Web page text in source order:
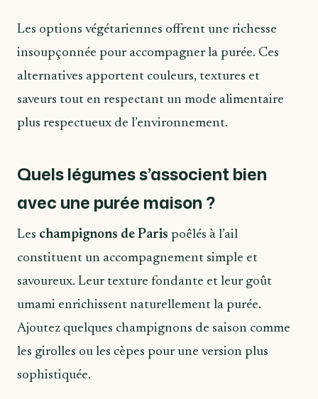
Les options végétariennes offrent une richesse
insoupçonnée pour accompagner la purée. Ces
alternatives apportent couleurs, textures et
saveurs tout en respectant un mode alimentaire
plus respectueux de l’environnement.
Quels légumes s’associent bien
avec une purée maison ?
Les champignons de Paris poêlés à l’ail
constituent un accompagnement simple et
savoureux. Leur texture fondante et leur goût
umami enrichissent naturellement la purée.
Ajoutez quelques champignons de saison comme
les girolles ou les cèpes pour une version plus
sophistiquée.